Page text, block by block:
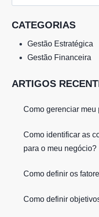
CATEGORIAS
Gestão Estratégica
Gestão Financeira
ARTIGOS
Como gerenciar
Como identificar as
para o meu negócio?
Como definir os
Como definir